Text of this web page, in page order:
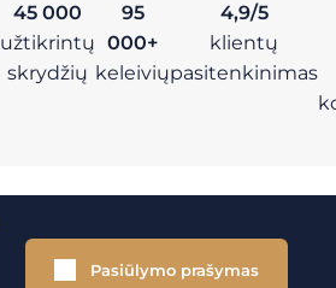
45 000
užtikrintų
skrydžių
95
000+
keleivių
4,9/5
klientų
pasitenkinimas
Pasiūlymo prašymas